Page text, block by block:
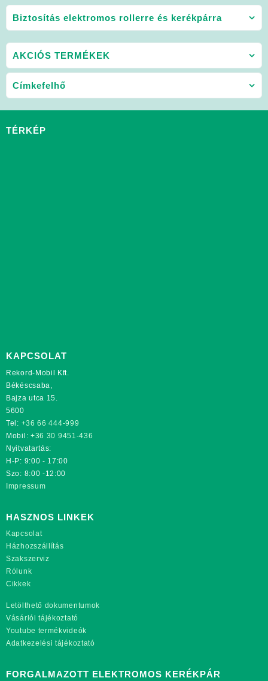
Biztosítás elektromos rollerre és kerékpárra
AKCIÓS TERMÉKEK
Címkefelhő
TÉRKÉP
KAPCSOLAT
Rekord-Mobil Kft.
Békéscsaba,
Bajza utca 15.
5600
Tel: +36 66 444-999
Mobil: +36 30 9451-436
Nyitvatartás:
H-P: 9:00 - 17:00
Szo: 8:00 -12:00
Impressum
HASZNOS LINKEK
Kapcsolat
Házhozszállítás
Szakszerviz
Rólunk
Cikkek
Letölthető dokumentumok
Vásárlói tájékoztató
Youtube termékvideók
Adatkezelési tájékoztató
FORGALMAZOTT ELEKTROMOS KERÉKPÁR